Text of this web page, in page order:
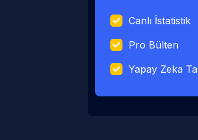
Canlı İstatistik
Pro Bülten
Yapay Zeka